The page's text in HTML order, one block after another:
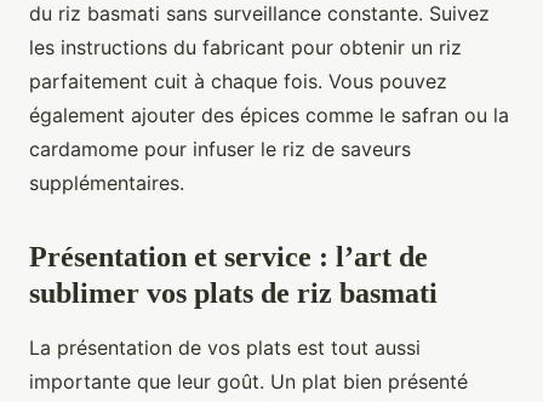
du riz basmati sans surveillance constante. Suivez
les instructions du fabricant pour obtenir un riz
parfaitement cuit à chaque fois. Vous pouvez
également ajouter des épices comme le safran ou la
cardamome pour infuser le riz de saveurs
supplémentaires.
Présentation et service : l’art de
sublimer vos plats de riz basmati
La présentation de vos plats est tout aussi
importante que leur goût. Un plat bien présenté